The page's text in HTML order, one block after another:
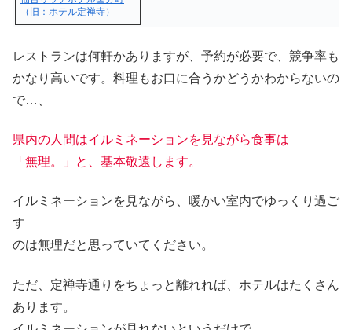
（旧：ホテル定禅寺）
レストランは何軒かありますが、予約が必要で、競争率も
かなり高いです。料理もお口に合うかどうかわからないの
で…、
県内の人間はイルミネーションを見ながら食事は
「無理。」と、基本敬遠します。
イルミネーションを見ながら、暖かい室内でゆっくり過ご
す
のは無理だと思っていてください。
ただ、定禅寺通りをちょっと離れれば、ホテルはたくさん
あります。